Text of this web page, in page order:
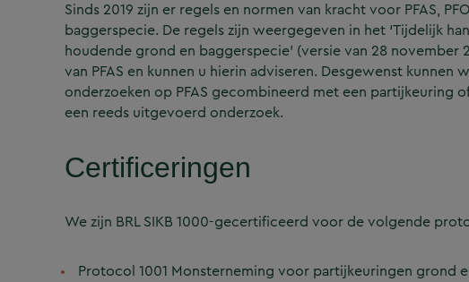
Sinds 2019 zijn er regels en normen van kracht voor PFAS,
baggerspecie. De regels zijn weergegeven in het ‘Tijdelijk
houdende grond en baggerspecie’ (versie van 28 november
van PFAS en kunnen u hierin adviseren. Desgewenst
onderzoeken op PFAS gecombineerd met een partijkeuring
een reeds uitgevoerd onderzoek.
Certificeringen
We zijn BRL SIKB 1000-gecertificeerd voor de volgende
Protocol 1001 Monsterneming voor partijkeuringen grond